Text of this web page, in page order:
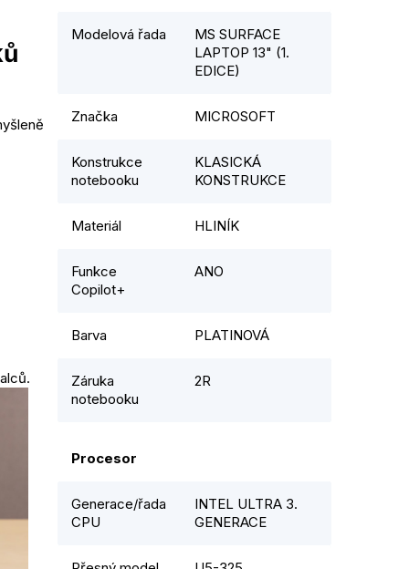
Modelová řada
MS SURFACE
LAPTOP 13" (1.
EDICE)
Značka MICROSOFT
Konstrukce
notebooku
KLASICKÁ
KONSTRUKCE
Materiál HLINÍK
Funkce
Copilot+
ANO
Barva PLATINOVÁ
Záruka
notebooku
2R
Procesor
Generace/řada
CPU
INTEL ULTRA 3.
GENERACE